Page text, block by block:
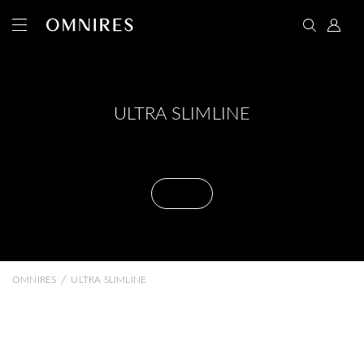
ULTRA SLIMLINE
OMNIRES / ULTRA SLIMLINE